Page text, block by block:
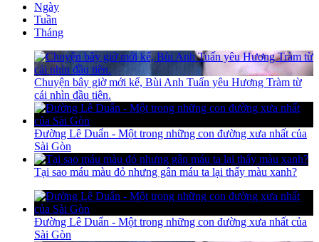
Ngày
Tuần
Tháng
Chuyện bây giờ mới kể, Bùi Anh Tuấn yêu Hương Tràm từ
cái nhìn đầu tiên.
Đường Lê Duẩn - Một trong những con đường xưa nhất của
Sài Gòn
Tại sao máu màu đỏ nhưng gân máu ta lại thấy màu xanh?
Đường Lê Duẩn - Một trong những con đường xưa nhất của
Sài Gòn